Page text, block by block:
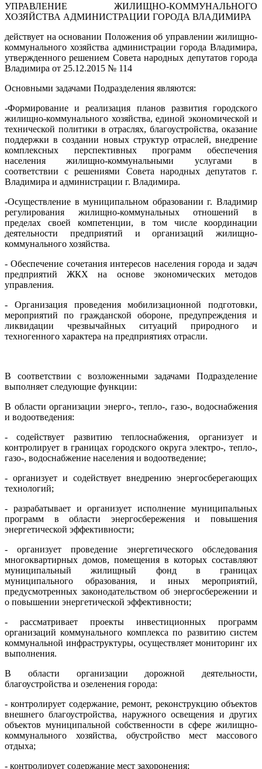
УПРАВЛЕНИЕ ЖИЛИЩНО-КОММУНАЛЬНОГО
ХОЗЯЙСТВА АДМИНИСТРАЦИИ ГОРОДА ВЛАДИМИРА
действует на основании Положения об управлении жилищно-
коммунального хозяйства администрации города Владимира,
утвержденного решением Совета народных депутатов города
Владимира от 25.12.2015 № 114
Основными задачами Подразделения являются:
-Формирование и реализация планов развития городского
жилищно-коммунального хозяйства, единой экономической и
технической политики в отраслях, благоустройства, оказание
поддержки в создании новых структур отраслей, внедрение
комплексных перспективных программ обеспечения
населения жилищно-коммунальными услугами в
соответствии с решениями Совета народных депутатов г.
Владимира и администрации г. Владимира.
-Осуществление в муниципальном образовании г. Владимир
регулирования жилищно-коммунальных отношений в
пределах своей компетенции, в том числе координации
деятельности предприятий и организаций жилищно-
коммунального хозяйства.
- Обеспечение сочетания интересов населения города и задач
предприятий ЖКХ на основе экономических методов
управления.
- Организация проведения мобилизационной подготовки,
мероприятий по гражданской обороне, предупреждения и
ликвидации чрезвычайных ситуаций природного и
техногенного характера на предприятиях отрасли.
В соответствии с возложенными задачами Подразделение
выполняет следующие функции:
В области организации энерго-, тепло-, газо-, водоснабжения
и водоотведения:
- содействует развитию теплоснабжения, организует и
контролирует в границах городского округа электро-, тепло-,
газо-, водоснабжение населения и водоотведение;
- организует и содействует внедрению энергосберегающих
технологий;
- разрабатывает и организует исполнение муниципальных
программ в области энергосбережения и повышения
энергетической эффективности;
- организует проведение энергетического обследования
многоквартирных домов, помещения в которых составляют
муниципальный жилищный фонд в границах
муниципального образования, и иных мероприятий,
предусмотренных законодательством об энергосбережении и
о повышении энергетической эффективности;
- рассматривает проекты инвестиционных программ
организаций коммунального комплекса по развитию систем
коммунальной инфраструктуры, осуществляет мониторинг их
выполнения.
В области организации дорожной деятельности,
благоустройства и озеленения города:
- контролирует содержание, ремонт, реконструкцию объектов
внешнего благоустройства, наружного освещения и других
объектов муниципальной собственности в сфере жилищно-
коммунального хозяйства, обустройство мест массового
отдыха;
- контролирует содержание мест захоронения;